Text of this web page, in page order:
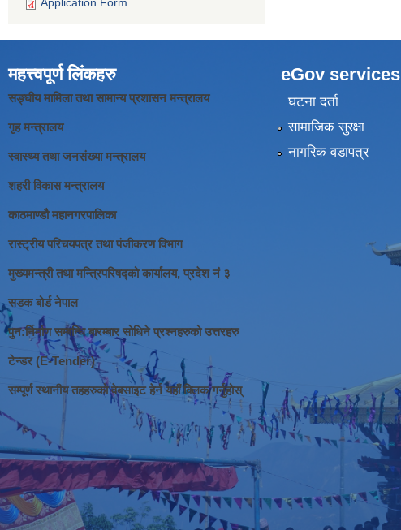
महत्त्वपूर्ण लिंकहरु
सङ्घीय मामिला तथा सामान्य प्रशासन मन्त्रालय
गृह मन्त्रालय
स्वास्थ्य तथा जनसंख्या मन्त्रालय
शहरी विकास मन्त्रालय
काठमाण्डौ महानगरपालिका
रास्ट्रीय परिचयपत्र तथा पंजीकरण विभाग
मुख्यमन्त्री तथा मन्त्रिपरिषद्को कार्यालय, प्रदेश नं ३
सडक बोर्ड नेपाल
पुन:र्निर्माण सम्बन्धि बारम्बार सोधिने प्रश्नहरुको उत्तरहरु
टेन्डर (E-Tender)
सम्पूर्ण स्थानीय तहहरुको वेबसाइट हेर्न यहाँ क्लिक गर्नुहोस्
eGov services
घटना दर्ता
सामाजिक सुरक्षा
नागरिक वडापत्र